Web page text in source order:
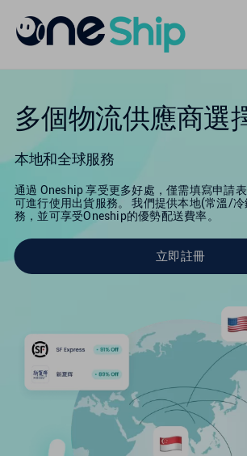
content
澳大利亞
香港
新加坡
產品服務
合作夥伴
關於
多個物流供應商選
本地和全球服務
通過 Oneship 享受更多好處，僅需填寫申請
可進行使用出貨服務。 我們提供本地(常溫/
務，並可享受Oneship的優勢配送費率。
立即註冊